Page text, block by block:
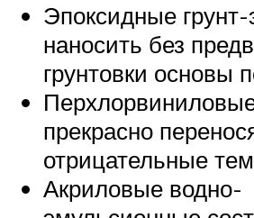
Эпоксидные
наносить без
грунтовки основы
прекрасно
отрицательные
Акриловые водно-